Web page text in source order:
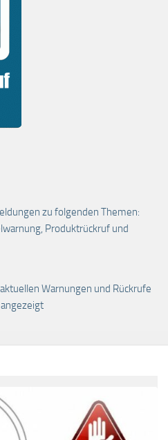
zu folgenden Themen:
Produktrückruf und
Warnungen und Rückrufe